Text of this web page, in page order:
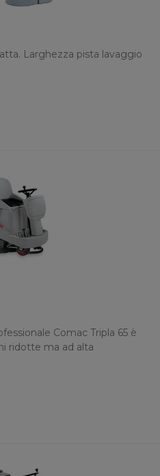
Larghezza pista lavaggio
Comac Tripla 65 è
ridotte ma ad alta